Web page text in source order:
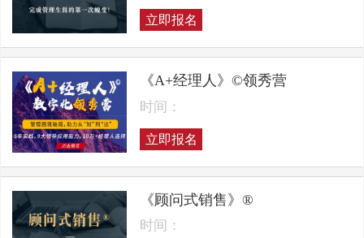
立即报名
《A+经理人》©领秀营
时间：
立即报名
《顾问式销售》®
时间：